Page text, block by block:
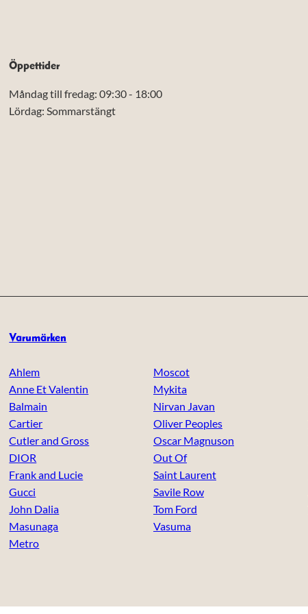
Öppettider
Måndag till fredag: 09:30 - 18:00
Lördag: Sommarstängt
Varumärken
Ahlem
Anne Et Valentin
Balmain
Cartier
Cutler and Gross
DIOR
Frank and Lucie
Gucci
John Dalia
Masunaga
Metro
Moscot
Mykita
Nirvan Javan
Oliver Peoples
Oscar Magnuson
Out Of
Saint Laurent
Savile Row
Tom Ford
Vasuma